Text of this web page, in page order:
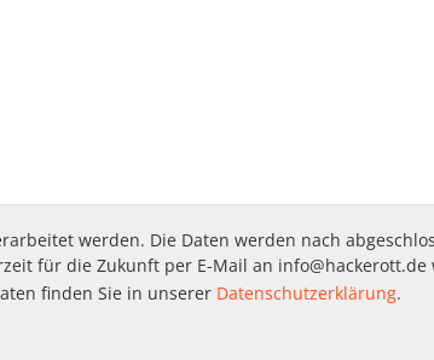
werden. Die Daten werden nach
für die Zukunft per E-Mail an info@hackerott.de
finden Sie in unserer Datenschutzerklärung.